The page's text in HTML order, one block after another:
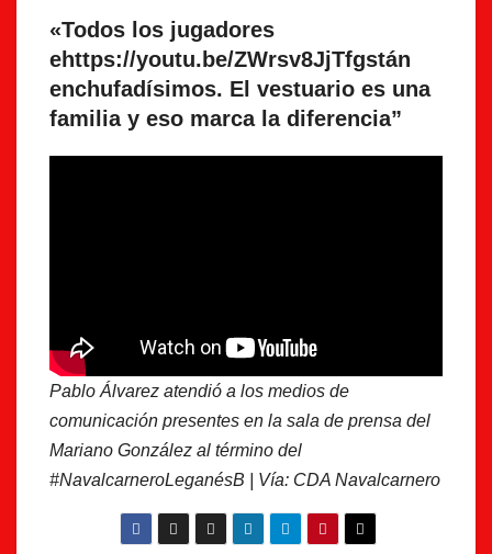
«Todos los jugadores
ehttps://youtu.be/ZWrsv8JjTfgstán
enchufadísimos. El vestuario es una
familia y eso marca la diferencia”
Pablo Álvarez atendió a los medios de
comunicación presentes en la sala de prensa del
Mariano González al término del
#NavalcarneroLeganésB | Vía: CDA Navalcarnero